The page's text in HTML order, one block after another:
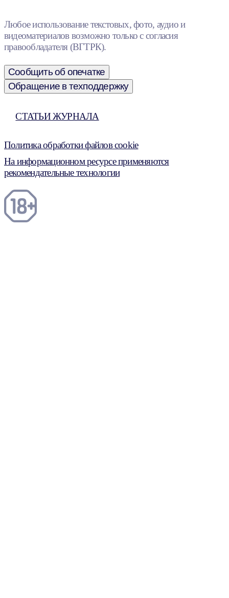
Любое использование текстовых, фото, аудио и
видеоматериалов возможно только с согласия
правообладателя (ВГТРК).
Сообщить об опечатке
Обращение в техподдержку
СТАТЬИ ЖУРНАЛА
Политика обработки файлов cookie
На информационном ресурсе применяются
рекомендательные технологии